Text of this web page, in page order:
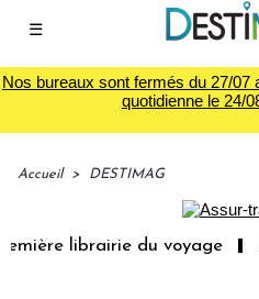
☰
Nos bureaux sont fermés du 27/07
quotidienne le 24/
Accueil > DESTIMAG
librairie du voyage